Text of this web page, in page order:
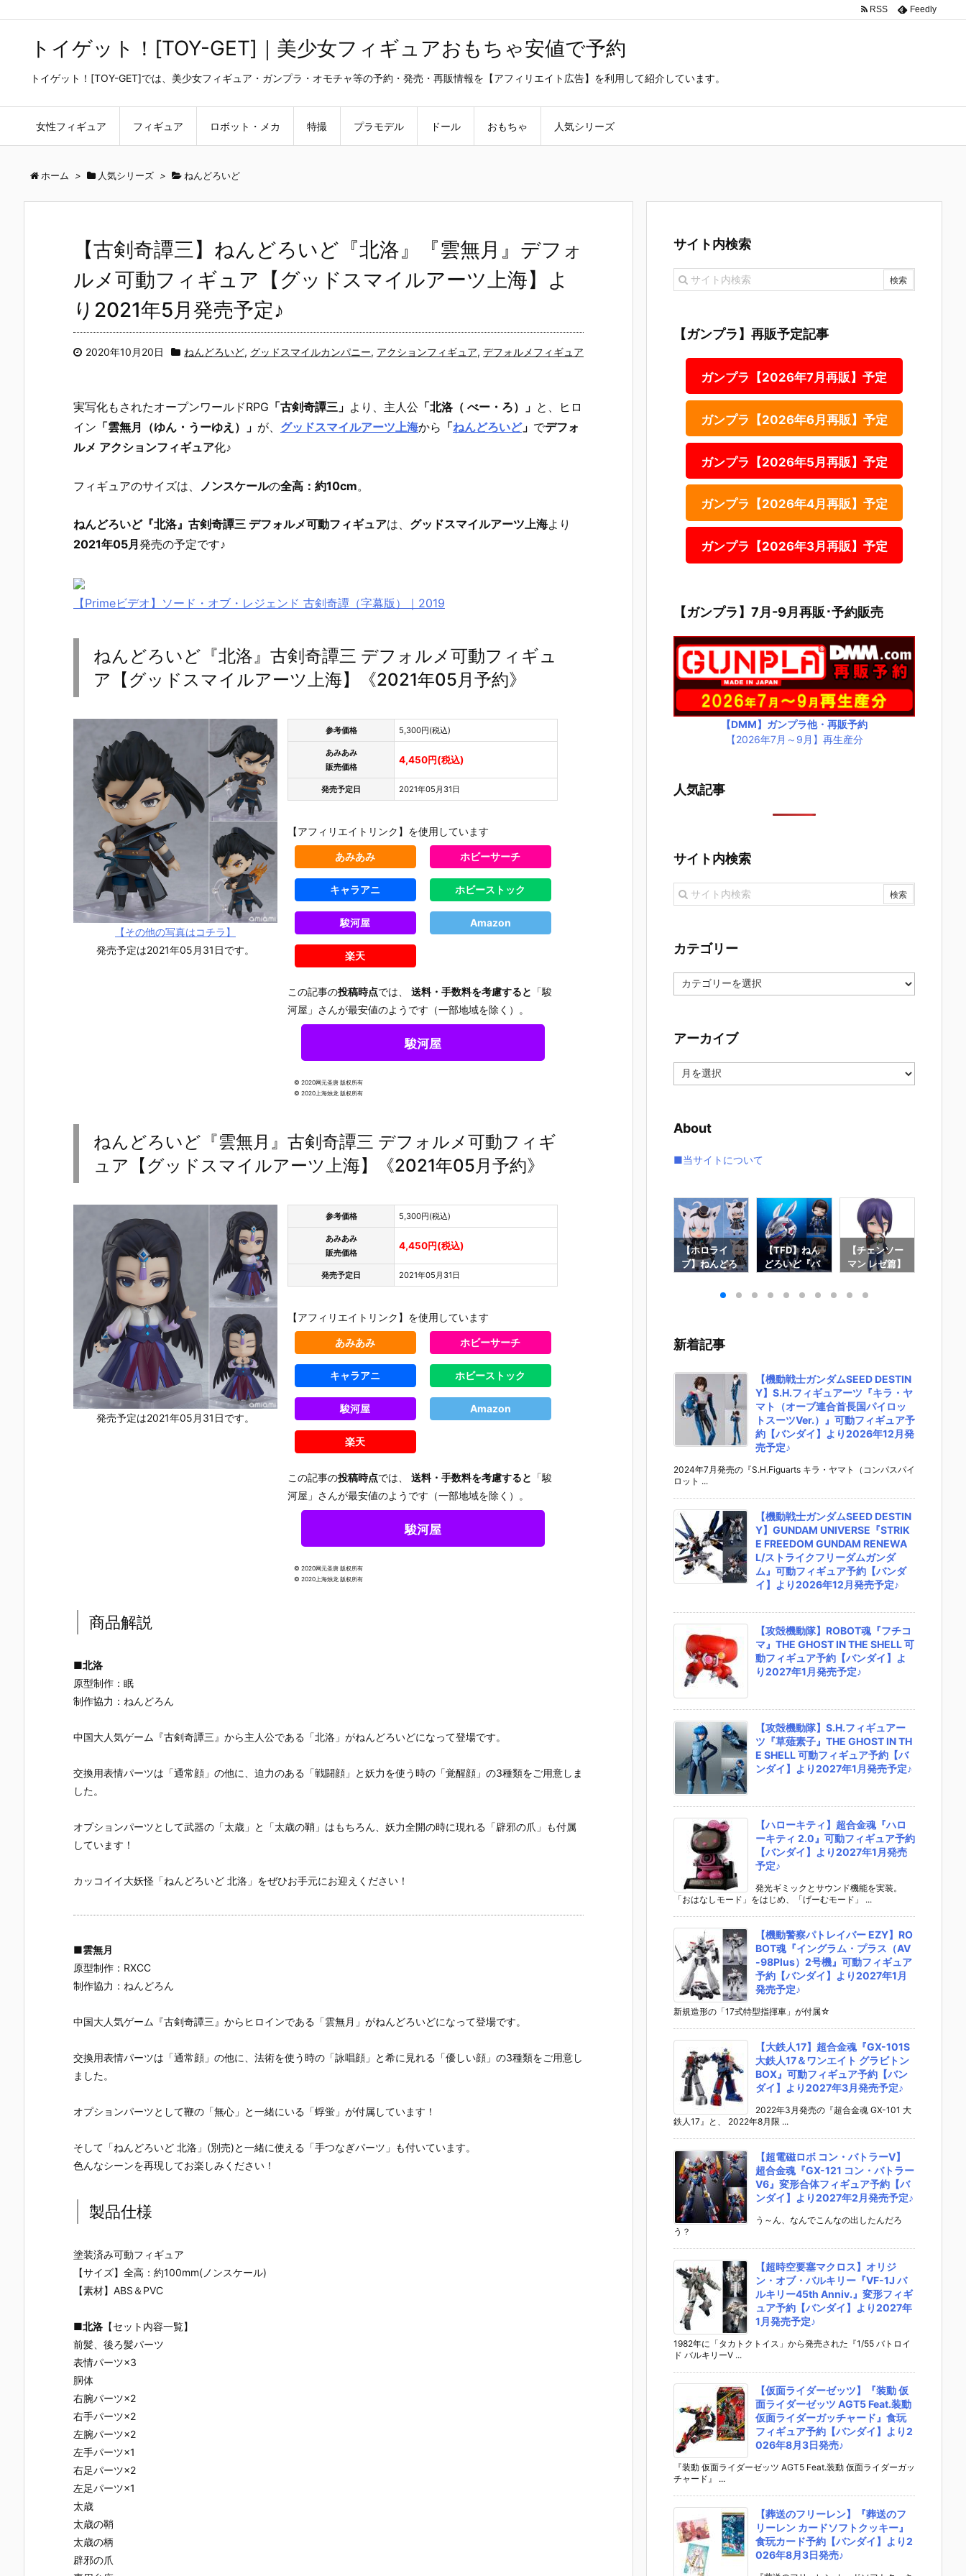
トイゲット！[TOY-GET]｜美少女フィギュアおもちゃ安値で予約
トイゲット！[TOY-GET]では、美少女フィギュア・ガンプラ・オモチャ等の予約・発売・再販情報を【アフィリエイト広告】を利用して紹介しています。
女性フィギュア フィギュア ロボット・メカ 特撮 プラモデル ドール おもちゃ 人気シリーズ
RSS Feedly
ホーム > 人気シリーズ > ねんどろいど
【古剣奇譚三】ねんどろいど『北洛』『雲無月』デフォ
ルメ可動フィギュア【グッドスマイルアーツ上海】よ
り2021年5月発売予定♪
2020年10月20日 ねんどろいど, グッドスマイルカンパニー, アクションフィギュア, デフォルメフィギュア
実写化もされたオープンワールドRPG 「古剣奇譚三」 より、主人公 「北洛（ べー・ろ）」 と、ヒロ
イン 「雲無月（ゆん・うーゆえ）」 が、 グッドスマイルアーツ上海から 「ねんどろいど」 でデフォ
ルメ アクションフィギュア化♪
フィギュアのサイズは、 ノンスケールの全高：約10cm。
ねんどろいど『北洛』古剣奇譚三 デフォルメ可動フィギュアは、 グッドスマイルアーツ上海より
2021年05月 発売の予定です♪
【Primeビデオ】ソード・オブ・レジェンド 古剣奇譚（字幕版）｜2019
ねんどろいど『北洛』古剣奇譚三 デフォルメ可動フィギュ
ア【グッドスマイルアーツ上海】《2021年05月予約》
【その他の写真はコチラ】
発売予定は2021年05月31日です。
参考価格 5,300円(税込)
あみあみ
販売価格
4,450円(税込)
発売予定日 2021年05月31日
【アフィリエイトリンク】を使用しています
あみあみ ホビーサーチ
キャラアニ ホビーストック
駿河屋 Amazon
楽天
この記事の投稿時点では、送料・手数料を考慮すると 「駿
河屋」さんが最安値のようです（一部地域を除く）。
駿河屋
© 2020网元圣唐 版权所有
© 2020上海烛龙 版权所有
ねんどろいど『雲無月』古剣奇譚三 デフォルメ可動フィギ
ュア【グッドスマイルアーツ上海】《2021年05月予約》
発売予定は2021年05月31日です。
参考価格 5,300円(税込)
あみあみ
販売価格
4,450円(税込)
発売予定日 2021年05月31日
【アフィリエイトリンク】を使用しています
あみあみ ホビーサーチ
キャラアニ ホビーストック
駿河屋 Amazon
楽天
この記事の投稿時点では、送料・手数料を考慮すると 「駿
河屋」さんが最安値のようです（一部地域を除く）。
駿河屋
© 2020网元圣唐 版权所有
© 2020上海烛龙 版权所有
商品解説
■北洛
原型制作：眠
制作協力：ねんどろん
中国大人気ゲーム『古剣奇譚三』から主人公である「北洛」がねんどろいどになって登場です。
交換用表情パーツは「通常顔」の他に、迫力のある「戦闘顔」と妖力を使う時の「覚醒顔」の3種類をご用意しま
した。
オプションパーツとして武器の「太歳」と「太歳の鞘」はもちろん、妖力全開の時に現れる「辟邪の爪」も付属
しています！
カッコイイ大妖怪「ねんどろいど 北洛」をぜひお手元にお迎えください！
■雲無月
原型制作：RXCC
制作協力：ねんどろん
中国大人気ゲーム『古剣奇譚三』からヒロインである「雲無月」がねんどろいどになって登場です。
交換用表情パーツは「通常顔」の他に、法術を使う時の「詠唱顔」と希に見れる「優しい顔」の3種類をご用意し
ました。
オプションパーツとして鞭の「無心」と一緒にいる「蜉蛍」が付属しています！
そして「ねんどろいど 北洛」(別売)と一緒に使える「手つなぎパーツ」も付いています。
色んなシーンを再現してお楽しみください！
製品仕様
塗装済み可動フィギュア
【サイズ】全高：約100mm(ノンスケール)
【素材】ABS＆PVC
■北洛 【セット内容一覧】
前髪、後ろ髪パーツ
表情パーツ×3
胴体
右腕パーツ×2
右手パーツ×2
左腕パーツ×2
左手パーツ×1
右足パーツ×2
左足パーツ×1
太歳
太歳の鞘
太歳の柄
辟邪の爪
サイト内検索
【ガンプラ】再販予定記事
ガンプラ【2026年7月再販】予定
ガンプラ【2026年6月再販】予定
ガンプラ【2026年5月再販】予定
ガンプラ【2026年4月再販】予定
ガンプラ【2026年3月再販】予定
【ガンプラ】7月-9月再販･予約販売
【DMM】ガンプラ他・再販予約
【2026年7月～9月】再生産分
人気記事
サイト内検索
カテゴリー
カ
テ
ー
アーカイブ
ー
ブ
About
■当サイトについて
より2026年8
【Fate/Gran
d Order】ね
んどろいど
『バーサーカ
ー/アルトリ
ア・キャスタ
ー』デフォル
メ可動フィギ
ュア予約【グ
ッドスマイル
カンパニー】
2026年3月発
売予定♪
【ペルソナ３
リロード】ね
んどろいど
『アイギス2.
0』デフォル
メ可動フィギ
ュア予約【グ
ッドスマイル
カンパニー】
より2026年5
月発売予定♪
ブ】ねんどろ
いど『星街す
いせい セーラ
ー衣装Ver.』
デフォルメ可
動フィギュア
スマイルカン
パニー】より
2026年4月発
売予定☆
【チェンソー
マン レゼ篇】
ねんどろいど
ィギュア予約
【グッドスマ
イルカンパニ
6年6月発売予
定☆
【ヱヴァンゲ
リヲン新劇場
版】ねんどろ
グレー テスト
スーツVer.』
デフォルメ可
予約【グッド
スマイルカン
パニー】より
2025年11月
リヲン新劇場
ルメ可動フィ
ギュア予約
イルカンパニ
ー】より202
6年5月発売予
【ホロライ
ブ】ねんどろ
ブキ 洋服衣装
【グッドスマ
ー】より202
6年2月発売予
定☆
【TFD】ねん
どろいど『バ
rst Descend
2027年1月発
売予定♪
【チェンソー
マン レゼ篇】
『レゼ 私服V
カンパニー】
より2026年8
月発売予定♪
新着記事
【機動戦士ガンダムSEED DESTIN
Y】S.H.フィギュアーツ『キラ・ヤ
マト（オーブ連合首長国パイロッ
トスーツVer.）』可動フィギュア予
約【バンダイ】より2026年12月発
売予定♪
2024年7月発売の『S.H.Figuarts キラ・ヤマト（コンパスパイ
ロット ...
【機動戦士ガンダムSEED DESTIN
Y】GUNDAM UNIVERSE『STRIK
E FREEDOM GUNDAM RENEWA
L/ストライクフリーダムガンダ
ム』可動フィギュア予約【バンダ
イ】より2026年12月発売予定♪
【攻殻機動隊】ROBOT魂『フチコ
マ』THE GHOST IN THE SHELL 可
動フィギュア予約【バンダイ】よ
り2027年1月発売予定♪
【攻殻機動隊】S.H.フィギュアー
ツ『草薙素子』THE GHOST IN TH
E SHELL 可動フィギュア予約【バ
ンダイ】より2027年1月発売予定♪
【ハローキティ】超合金魂『ハロ
ーキティ 2.0』可動フィギュア予約
【バンダイ】より2027年1月発売
予定♪
発光ギミックとサウンド機能を実装。
「おはなしモード」をはじめ、「げーむモード」 ...
【機動警察パトレイバー EZY】RO
BOT魂『イングラム・プラス（AV
-98Plus）2号機』可動フィギュア
予約【バンダイ】より2027年1月
発売予定♪
新規造形の「17式特型指揮車」が付属☆
【大鉄人17】超合金魂『GX-101S
大鉄人17＆ワンエイト グラビトン
BOX』可動フィギュア予約【バン
ダイ】より2027年3月発売予定♪
2022年3月発売の『超合金魂 GX-101 大
鉄人17』と、 2022年8月限 ...
【超電磁ロボ コン・バトラーV】
超合金魂『GX-121 コン・バトラー
V6』変形合体フィギュア予約【バ
ンダイ】より2027年2月発売予定♪
う～ん、なんでこんなの出したんだろ
う？
【超時空要塞マクロス】オリジ
ン・オブ・バルキリー『VF-1J バ
ルキリー45th Anniv.』変形フィギ
ュア予約【バンダイ】より2027年
1月発売予定♪
1982年に「タカトクトイス」から発売された『1/55 バトロイ
ド バルキリーV ...
【仮面ライダーゼッツ】『装動 仮
面ライダーゼッツ AGT5 Feat.装動
仮面ライダーガッチャード』食玩
フィギュア予約【バンダイ】より2
026年8月3日発売♪
『装動 仮面ライダーゼッツ AGT5 Feat.装動 仮面ライダーガッ
チャード』 ...
【葬送のフリーレン】『葬送のフ
リーレン カードソフトクッキー』
食玩カード予約【バンダイ】より2
026年8月3日発売♪